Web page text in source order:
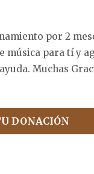
por 2
música para tí y
Muchas
DONACIÓN